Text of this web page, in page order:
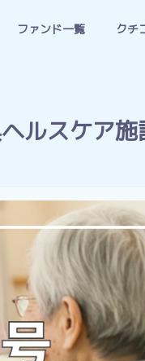
ファンド一覧 クチ
ルスケア